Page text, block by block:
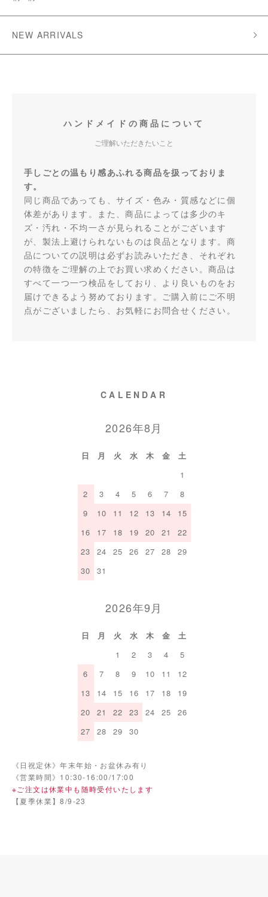
NEW ARRIVALS
ハンドメイドの商品について
ご理解いただきたいこと
手しごとの温もり感あふれる商品を扱っておりま
す。
同じ商品であっても、サイズ・色み・質感などに個
体差があります。また、商品によっては多少のキ
ズ・汚れ・不均一さが見られることがございます
が、製法上避けられないものは良品となります。商
品についての説明は必ずお読みいただき、それぞれ
の特徴をご理解の上でお買い求めください。商品は
すべて一つ一つ検品をしており、より良いものをお
届けできるよう努めております。ご購入前にご不明
点がございましたら、お気軽にお問合せください。
CALENDAR
2026年8月
日 月 火 水 木 金
土
1
2
3 4 5 6 7
8
9
10 11 12 13 14
15
16
17 18 19 20 21
22
23
24 25 26 27 28
29
30
31
2026年9月
日 月 火 水 木 金
土
1
2 3 4
5
6
7 8 9 10 11
12
13
14 15 16 17 18
19
20
21 22 23 24 25
26
27
28 29 30
《日祝定休》年末年始・お盆休み有り
《営業時間》10:30-16:00/17:00
※ご注文は休業中も随時受付いたします
【夏季休業】8/9-23